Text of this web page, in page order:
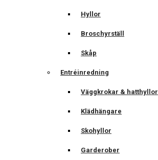
Hyllor
Broschyrställ
Skåp
Entréinredning
Väggkrokar & hatthyllor
Klädhängare
Skohyllor
Garderober